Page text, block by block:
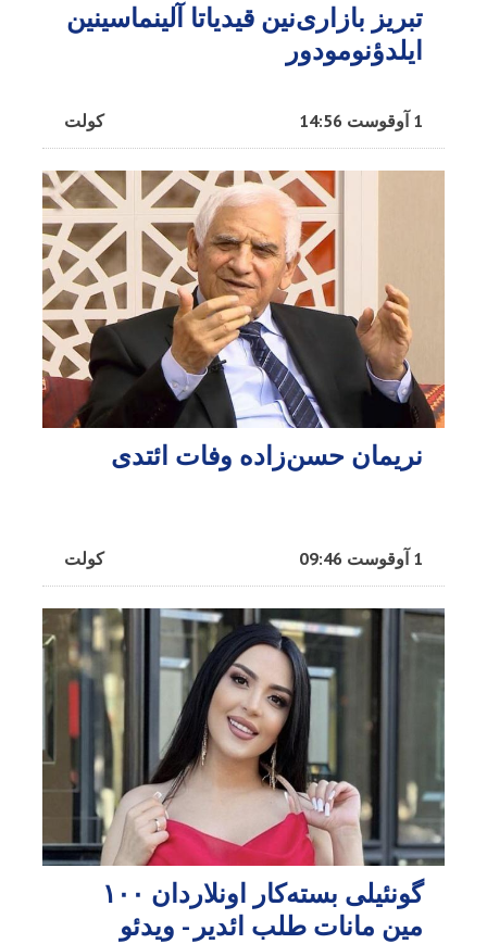
تبریز بازاری‌نین قیدیاتا آلینماسینین
ایلدؤنومودور
کولت 1 آوقوست 14:56
نریمان حسن‌زاده وفات ائتدی
کولت 1 آوقوست 09:46
گونئیلی بسته‌کار اونلاردان ۱۰۰
مین مانات طلب ائدیر - ویدئو